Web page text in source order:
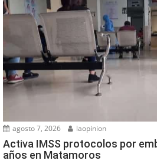
agosto 7, 2026 laopinion
Activa IMSS protocolos por
años en Matamoros